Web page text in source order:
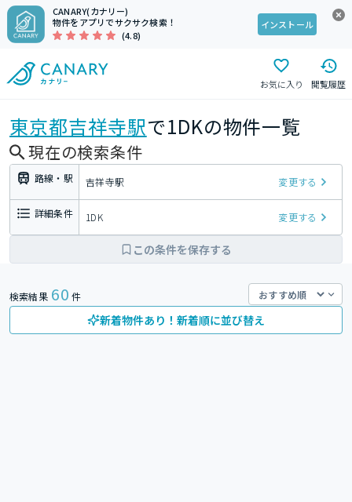
CANARY(カナリー)
物件をアプリでサクサク検索！
(4.8)
インストール
お気に入り 閲覧履歴
東京都吉祥寺駅で1DKの物件一覧
現在の検索条件
路線・駅 吉祥寺駅 変更する
詳細条件 1DK 変更する
この条件を保存する
検索結果 60 件
新着物件あり！新着順に並び替え